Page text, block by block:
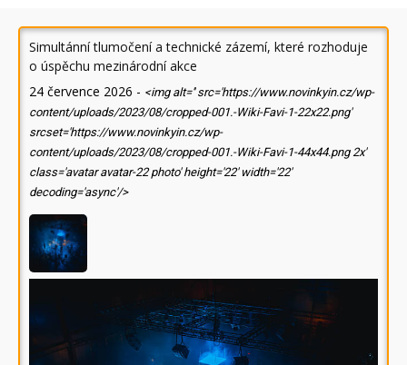
Simultánní tlumočení a technické zázemí, které rozhoduje
o úspěchu mezinárodní akce
24 července 2026 - <img alt='' src='https://www.novinkyin.cz/wp-
content/uploads/2023/08/cropped-001.-Wiki-Favi-1-22x22.png'
srcset='https://www.novinkyin.cz/wp-
content/uploads/2023/08/cropped-001.-Wiki-Favi-1-44x44.png 2x'
class='avatar avatar-22 photo' height='22' width='22'
decoding='async'/>